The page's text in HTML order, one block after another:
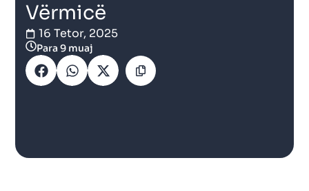
Vërmicë
16 Tetor, 2025
Para 9 muaj